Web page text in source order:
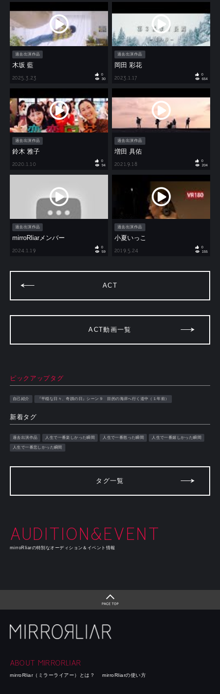
過去出演作品
木坂 藍
2025.3.23
0
30
過去出演作品
岡田 彩花
2023.1.17
0
654
過去出演作品
鈴木 雅子
2020.1.10
0
94
過去出演作品
増田 具佑
2021.9.18
0
204
過去出演作品
mirroRliarメンバー
2024.1.19
0
59
過去出演作品
小夏いっこ
2019.5.24
0
155
ACT
ACT動画一覧
ピックアップタグ
自己紹介 『平穏な日々、奇蹟の日』シーン９ 目的の海岸へ行く道中（１年前）
新着タグ
過去出演作品 人生で一番楽しかった瞬間 人生で一番怒った瞬間 人生で一番嬉しかった瞬間
人生で一番悲しかった瞬間
タグ一覧
AUDITION&EVENT
mirroRliarの特別なオーディション＆イベント情報
ABOUT MIRRORLIAR
mirroRliar（ミラーライアー）とは？ mirroRliarの使い方